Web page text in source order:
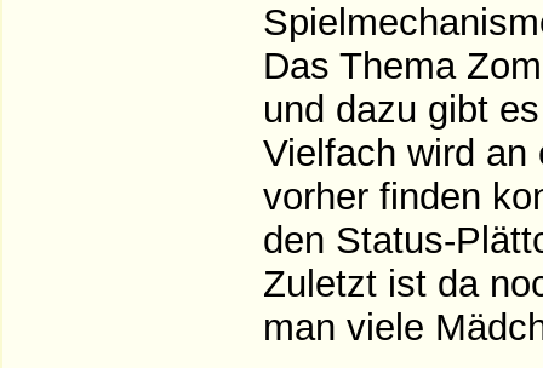
Das Thema
und dazu gibt
Vielfach wird an
vorher finden
den Status-
Zuletzt ist da
man viele